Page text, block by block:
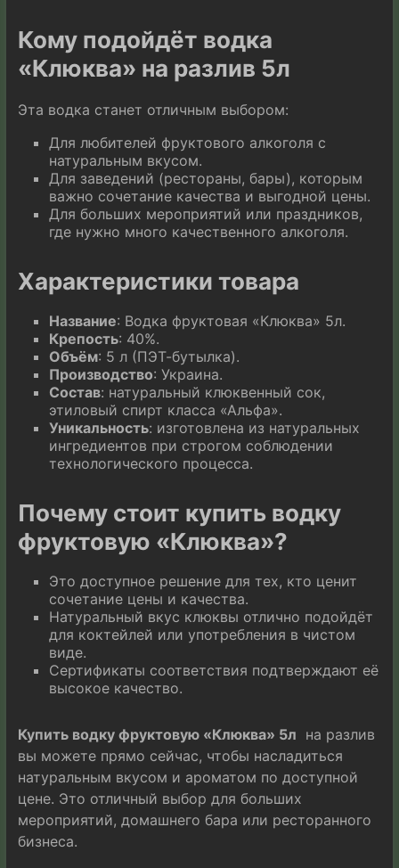
Кому подойдёт водка
«Клюква» на разлив 5л
Эта водка станет отличным выбором:
Для любителей фруктового алкоголя с
натуральным вкусом.
Для заведений (рестораны, бары), которым
важно сочетание качества и выгодной цены.
Для больших мероприятий или праздников,
где нужно много качественного алкоголя.
Характеристики товара
Название: Водка фруктовая «Клюква» 5л.
Крепость: 40%.
Объём: 5 л (ПЭТ-бутылка).
Производство: Украина.
Состав: натуральный клюквенный сок,
этиловый спирт класса «Альфа».
Уникальность: изготовлена из натуральных
ингредиентов при строгом соблюдении
технологического процесса.
Почему стоит купить водку
фруктовую «Клюква»?
Это доступное решение для тех, кто ценит
сочетание цены и качества.
Натуральный вкус клюквы отлично подойдёт
для коктейлей или употребления в чистом
виде.
Сертификаты соответствия подтверждают её
высокое качество.
Купить водку фруктовую «Клюква» 5л на разлив
вы можете прямо сейчас, чтобы насладиться
натуральным вкусом и ароматом по доступной
цене. Это отличный выбор для больших
мероприятий, домашнего бара или ресторанного
бизнеса.